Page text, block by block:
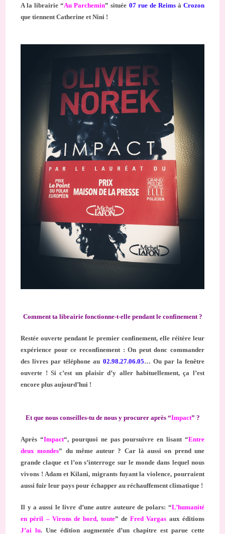
A la librairie “Au Parchemin” située 07 rue de Reimsà Crozon
que tiennent Catherine et Nini !
Comment ta librairie fonctionne-t-elle pendant le confinement ?
Restée ouverte pendant le premier confinement, elle réitère leur
expérience pour ce reconfinement : On peut donc commander
des livres par téléphone au 02.98.27.06.05… Ou par la fenêtre
ouverte ! Si c’est un plaisir d’y aller habituellement, ça l’est
encore plus aujourd’hui !
Et que nous conseilles-tu de nous y procurer après “Impact” ?
Après “Impact“, pourquoi ne pas poursuivre en lisant “Entre
deux mondes” du même auteur ? Car là aussi on prend une
grande claque et l’on s’interroge sur le monde dans lequel nous
vivons ! Adam et Kilani, migrants fuyant la violence, pourraient
aussi fuir leur pays pour échapper au réchauffement climatique !
Il y a aussi le livre d’une autre auteure de polars: “L’humanité
en péril – Virons de bord, toute” deFred Vargas aux éditions
J’ai lu. Une édition augmentée d’un chapitre est parue cette